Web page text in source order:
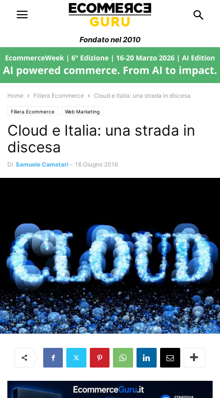
Fondato nel 2010
Home Filiera Ecommerce Cloud e Italia: una strada in discesa
Filiera Ecommerce Web Marketing
Cloud e Italia: una strada in
discesa
Di Samuele Camatari - 16 Giugno 2016